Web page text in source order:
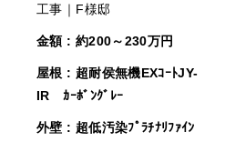
工事｜F様邸
金額 : 約200～230万円
屋根 : 超耐侯無機EXｺｰﾄJY-
IR ｶｰﾎﾞﾝｸﾞﾚｰ
外壁 : 超低汚染ﾌﾟﾗﾁﾅﾘﾌｧｲﾝ